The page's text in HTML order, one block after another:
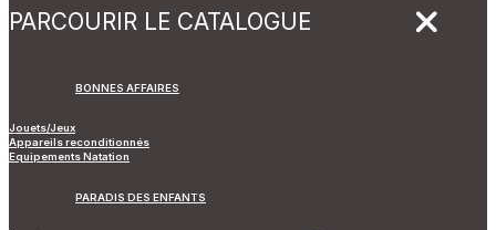
PARCOURIR LE CATALOGUE
BONNES AFFAIRES
Jouets/Jeux
Appareils reconditionnés
Equipements Natation
PARADIS DES ENFANTS